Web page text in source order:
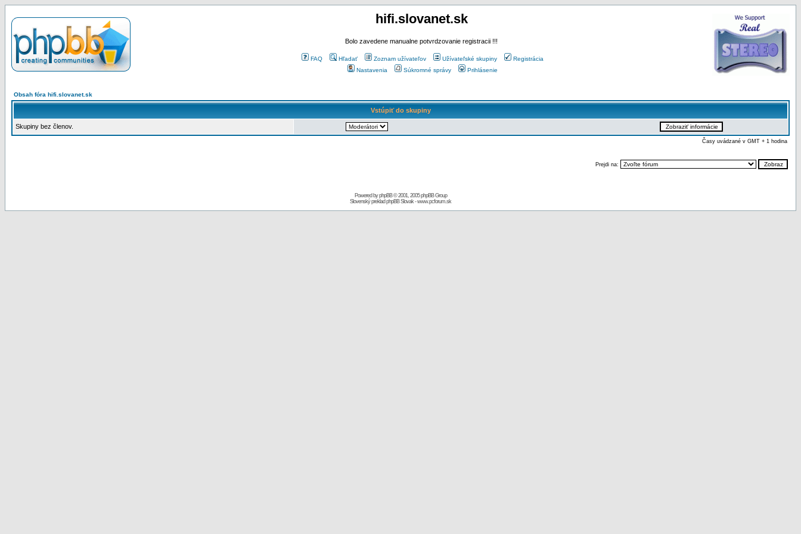
hifi.slovanet.sk
Bolo zavedene manualne potvrdzovanie registracii !!!
FAQ Hľadať Zoznam užívateľov Užívateľské skupiny
Registrácia
Nastavenia
Súkromné správy Prihlásenie
Obsah fóra hifi.slovanet.sk
Vstúpiť do skupiny
Skupiny bez členov.
Časy uvádzané v GMT + 1 hodina
Prejdi na:
Powered byphpBB© 2001, 2005 phpBB Group
Slovenský preklad phpBB Slovak-www.pcforum.sk